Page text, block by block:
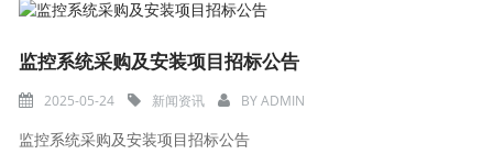
监控系统采购及安装项目招标公告
2025-05-24 新闻资讯 BYADMIN
监控系统采购及安装项目招标公告